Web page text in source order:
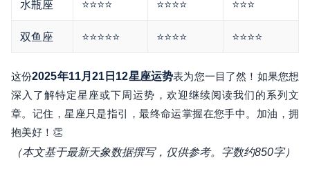
水瓶座 ⭐⭐⭐⭐ ⭐⭐⭐⭐ ⭐⭐⭐
双鱼座 ⭐⭐⭐⭐⭐ ⭐⭐⭐⭐ ⭐⭐⭐⭐
这份2025年11月21日12星座运势表为您一目了然！如果您想
深入了解特定星座或下周运势，欢迎继续阅读我们的系列文
章。记住，星座只是指引，最终命运掌握在您手中。加油，拥
抱美好！👏
（本文基于最新天象数据撰写，仅供参考。字数约850字）